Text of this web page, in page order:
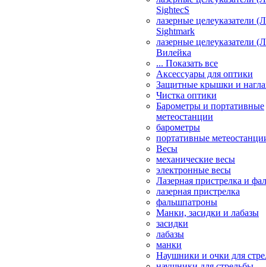
SightecS
лазерные целеуказатели
Sightmark
лазерные целеуказатели
Вилейка
... Показать все
Аксессуары для оптики
Защитные крышки и
Чистка оптики
Барометры и портативные
метеостанции
барометры
портативные
Весы
механические весы
электронные весы
Лазерная пристрелка и
лазерная пристрелка
фальшпатроны
Манки, засидки и лабазы
засидки
лабазы
манки
Наушники и очки для